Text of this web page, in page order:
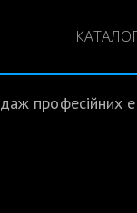
професійних